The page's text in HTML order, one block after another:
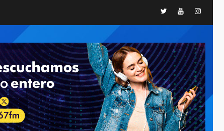
TwitterYoutube
5
controles fronterizos
a Italia
6
INTERNACIONALES
TITULARES
ÚLTIMA HORA
Arabia Saudita,
Turquía y Pakistán
firman pacto de
defensa
LATINOAMÉRICA Y CARIBE
TITULARES
ÚLTIMA HORA